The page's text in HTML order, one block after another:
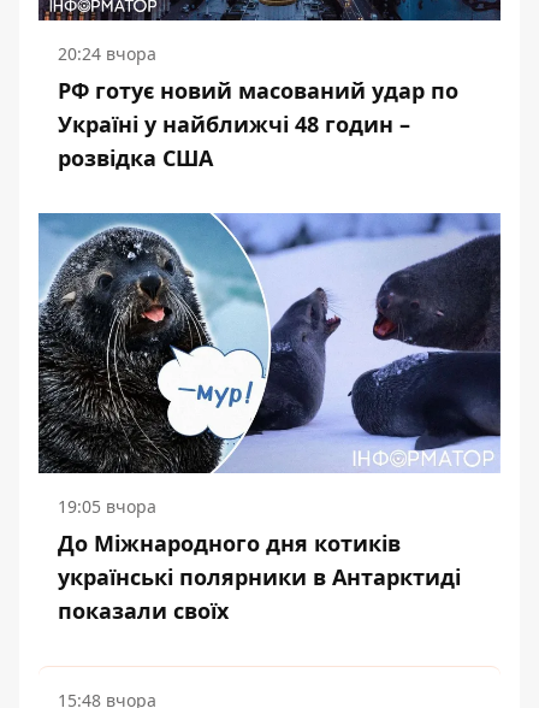
20:24 вчора
РФ готує новий масований удар по
Україні у найближчі 48 годин –
розвідка США
19:05 вчора
До Міжнародного дня котиків
українські полярники в Антарктиді
показали своїх
15:48 вчора